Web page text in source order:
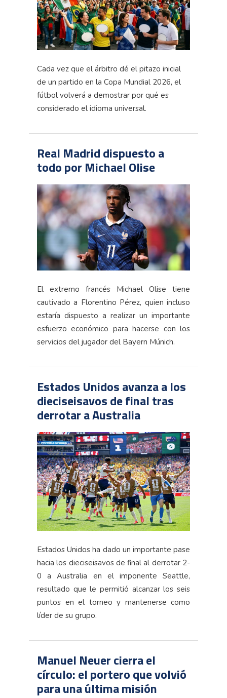
Cada vez que el árbitro dé el pitazo inicial
de un partido en la Copa Mundial 2026, el
fútbol volverá a demostrar por qué es
considerado el idioma universal.
Real Madrid dispuesto a
todo por Michael Olise
El extremo francés Michael Olise tiene
cautivado a Florentino Pérez, quien incluso
estaría dispuesto a realizar un importante
esfuerzo económico para hacerse con los
servicios del jugador del Bayern Múnich.
Estados Unidos avanza a los
dieciseisavos de final tras
derrotar a Australia
Estados Unidos ha dado un importante pase
hacia los dieciseisavos de final al derrotar 2-
0 a Australia en el imponente Seattle,
resultado que le permitió alcanzar los seis
puntos en el torneo y mantenerse como
líder de su grupo.
Manuel Neuer cierra el
círculo: el portero que volvió
para una última misión